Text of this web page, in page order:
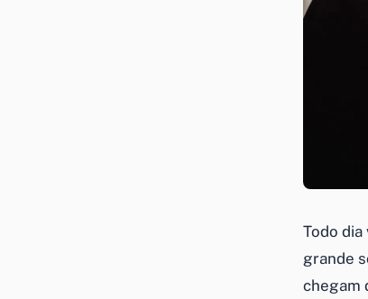
Todo
grande
chegam